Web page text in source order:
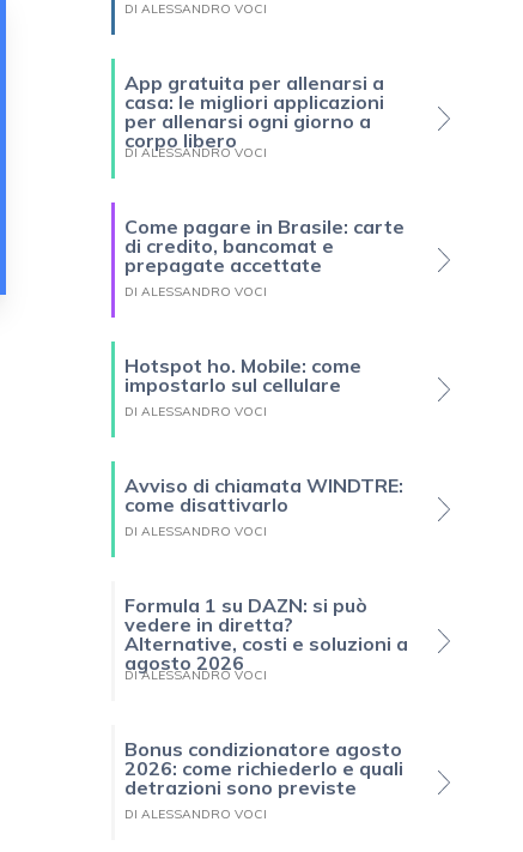
DI ALESSANDRO VOCI
App gratuita per allenarsi a
casa: le migliori applicazioni
per allenarsi ogni giorno a
corpo libero
DI ALESSANDRO VOCI
Come pagare in Brasile: carte
di credito, bancomat e
prepagate accettate
DI ALESSANDRO VOCI
Hotspot ho. Mobile: come
impostarlo sul cellulare
DI ALESSANDRO VOCI
Avviso di chiamata WINDTRE:
come disattivarlo
DI ALESSANDRO VOCI
Formula 1 su DAZN: si può
vedere in diretta?
Alternative, costi e soluzioni a
agosto 2026
DI ALESSANDRO VOCI
Bonus condizionatore agosto
2026: come richiederlo e quali
detrazioni sono previste
DI ALESSANDRO VOCI